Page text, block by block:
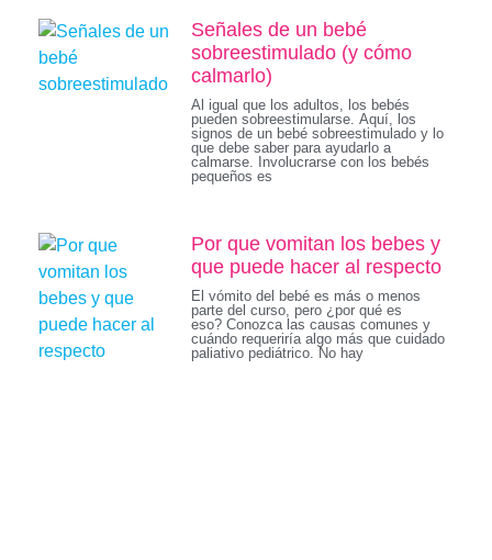
Señales de un bebé
sobreestimulado (y cómo
calmarlo)
Al igual que los adultos, los bebés
pueden sobreestimularse. Aquí, los
signos de un bebé sobreestimulado y lo
que debe saber para ayudarlo a
calmarse. Involucrarse con los bebés
pequeños es
Por que vomitan los bebes y
que puede hacer al respecto
El vómito del bebé es más o menos
parte del curso, pero ¿por qué es
eso? Conozca las causas comunes y
cuándo requeriría algo más que cuidado
paliativo pediátrico. No hay